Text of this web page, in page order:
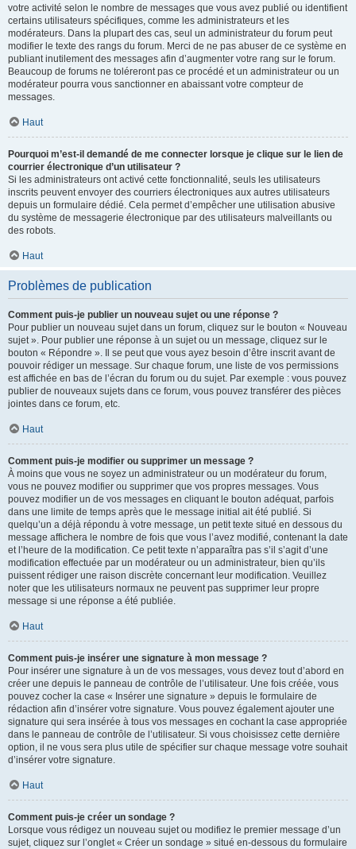
votre activité selon le nombre de messages que vous avez publié ou identifient
certains utilisateurs spécifiques, comme les administrateurs et les
modérateurs. Dans la plupart des cas, seul un administrateur du forum peut
modifier le texte des rangs du forum. Merci de ne pas abuser de ce système en
publiant inutilement des messages afin d’augmenter votre rang sur le forum.
Beaucoup de forums ne toléreront pas ce procédé et un administrateur ou un
modérateur pourra vous sanctionner en abaissant votre compteur de
messages.
Haut
Pourquoi m’est-il demandé de me connecter lorsque je clique sur le lien de
courrier électronique d’un utilisateur ?
Si les administrateurs ont activé cette fonctionnalité, seuls les utilisateurs
inscrits peuvent envoyer des courriers électroniques aux autres utilisateurs
depuis un formulaire dédié. Cela permet d’empêcher une utilisation abusive
du système de messagerie électronique par des utilisateurs malveillants ou
des robots.
Haut
Problèmes de publication
Comment puis-je publier un nouveau sujet ou une réponse ?
Pour publier un nouveau sujet dans un forum, cliquez sur le bouton « Nouveau
sujet ». Pour publier une réponse à un sujet ou un message, cliquez sur le
bouton « Répondre ». Il se peut que vous ayez besoin d’être inscrit avant de
pouvoir rédiger un message. Sur chaque forum, une liste de vos permissions
est affichée en bas de l’écran du forum ou du sujet. Par exemple : vous pouvez
publier de nouveaux sujets dans ce forum, vous pouvez transférer des pièces
jointes dans ce forum, etc.
Haut
Comment puis-je modifier ou supprimer un message ?
À moins que vous ne soyez un administrateur ou un modérateur du forum,
vous ne pouvez modifier ou supprimer que vos propres messages. Vous
pouvez modifier un de vos messages en cliquant le bouton adéquat, parfois
dans une limite de temps après que le message initial ait été publié. Si
quelqu’un a déjà répondu à votre message, un petit texte situé en dessous du
message affichera le nombre de fois que vous l’avez modifié, contenant la date
et l’heure de la modification. Ce petit texte n’apparaîtra pas s’il s’agit d’une
modification effectuée par un modérateur ou un administrateur, bien qu’ils
puissent rédiger une raison discrète concernant leur modification. Veuillez
noter que les utilisateurs normaux ne peuvent pas supprimer leur propre
message si une réponse a été publiée.
Haut
Comment puis-je insérer une signature à mon message ?
Pour insérer une signature à un de vos messages, vous devez tout d’abord en
créer une depuis le panneau de contrôle de l’utilisateur. Une fois créée, vous
pouvez cocher la case « Insérer une signature » depuis le formulaire de
rédaction afin d’insérer votre signature. Vous pouvez également ajouter une
signature qui sera insérée à tous vos messages en cochant la case appropriée
dans le panneau de contrôle de l’utilisateur. Si vous choisissez cette dernière
option, il ne vous sera plus utile de spécifier sur chaque message votre souhait
d’insérer votre signature.
Haut
Comment puis-je créer un sondage ?
Lorsque vous rédigez un nouveau sujet ou modifiez le premier message d’un
sujet, cliquez sur l’onglet « Créer un sondage » situé en-dessous du formulaire